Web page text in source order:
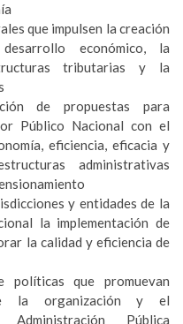
que impulsen la creación
económico, la
tributarias y la
de propuestas para
Público Nacional con el
eficiencia, eficacia y
administrativas
y entidades de la
la implementación de
la calidad y eficiencia de
políticas que promuevan
la organización y el
Pública